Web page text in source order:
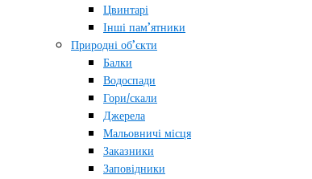
Цвинтарі
Інші пам’ятники
Природні об’єкти
Балки
Водоспади
Гори/скали
Джерела
Мальовничі місця
Заказники
Заповідники